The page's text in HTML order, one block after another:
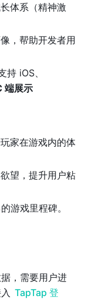
体系（精神激
，帮助开发者用
iOS、
端展示
家在游戏内的体
望，提升用户粘
游戏里程碑。
，需要用户进
TapTap 登